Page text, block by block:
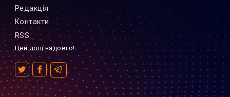
Редакцiя
Контакти
RSS
Цей дощ надовго!